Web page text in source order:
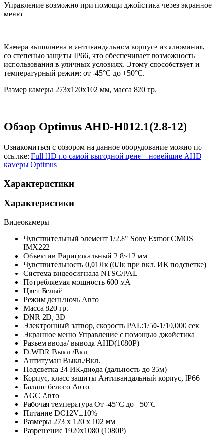
Управление возможно при помощи джойстика через экранное
меню.
Камера выполнена в антивандальном корпусе из алюминия,
со степенью защиты IP66, что обеспечивает возможность
использования в уличных условиях. Этому способствует и
температурный режим: от -45°С до +50°С.
Размер камеры 273х120х102 мм, масса 820 гр.
Обзор Optimus AHD-H012.1(2.8-12)
Ознакомиться с обзором на данное оборудование можно по
ссылке: Full HD по самой выгодной цене – новейшие AHD
камеры Optimus
Характеристики
Характеристики
Видеокамеры
Чувствительный элемент 1/2.8" Sony Exmor CMOS
IMX222
Объектив Варифокальный 2.8~12 мм
Чувствительность 0,01Лк (0Лк при вкл. ИК подсветке)
Система видеосигнала NTSC/PAL
Потребляемая мощность 600 мА
Цвет Белый
Режим день/ночь Авто
Масса 820 гр.
DNR 2D, 3D
Электронный затвор, скорость PAL:1/50-1/10,000 сек
Экранное меню Управление с помощью джойстика
Разъем ввода/ вывода AHD(1080P)
D-WDR Выкл./Вкл.
Антитуман Выкл./Вкл.
Подсветка 24 ИК-диода (дальность до 35м)
Корпус, класс защиты Антивандальный корпус, IP66
Баланс белого Авто
AGC Авто
Рабочая температура От -45°С до +50°С
Питание DC12V±10%
Размеры 273 х 120 х 102 мм
Разрешение 1920х1080 (1080P)